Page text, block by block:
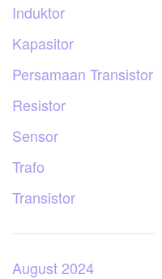
Induktor
Kapasitor
Persamaan Transistor
Resistor
Sensor
Trafo
Transistor
August 2024